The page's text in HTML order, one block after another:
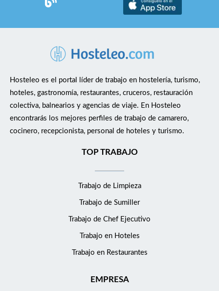
Hosteleo es el portal líder de trabajo en hostelería, turismo,
hoteles, gastronomía, restaurantes, cruceros, restauración
colectiva, balnearios y agencias de viaje. En Hosteleo
encontrarás los mejores perfiles de trabajo de camarero,
cocinero, recepcionista, personal de hoteles y turismo.
TOP TRABAJO
Trabajo de Limpieza
Trabajo de Sumiller
Trabajo de Chef Ejecutivo
Trabajo en Hoteles
Trabajo en Restaurantes
EMPRESA